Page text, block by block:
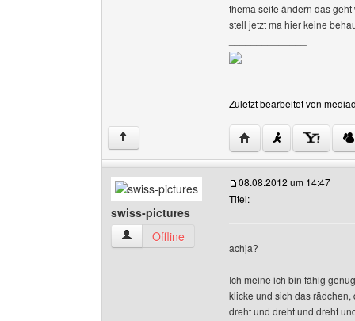
thema seite ändern das
stell jetzt ma hier keine
Zuletzt bearbeitet von
↑ Website dieses
swiss-pictures
swiss-pictures Benutzer-Profile anzeigen
Offline
08.08.2012 um 14:47
Titel:
achja?
Ich meine ich bin fähig
klicke und sich das
dreht und dreht und dreht